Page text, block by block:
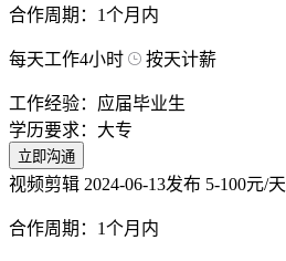
合作周期：1个月内
每天工作4小时 按天计薪
工作经验：应届毕业生
学历要求：大专
立即沟通
视频剪辑 2024-06-13发布 5-100元/天
合作周期：1个月内